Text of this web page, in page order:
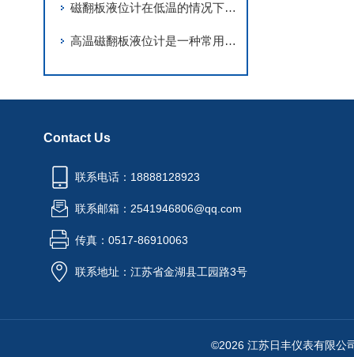
磁翻板液位计在低温的情况下是否还能正常使用
高温磁翻板液位计是一种常用于测量高温介质液位的仪器
Contact Us
联系电话：18888128923
联系邮箱：2541946806@qq.com
传真：0517-86910063
联系地址：江苏省金湖县工园路3号
©2026 江苏日丰仪表有限公